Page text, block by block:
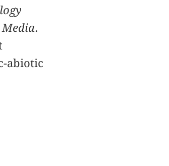
.
abiotic